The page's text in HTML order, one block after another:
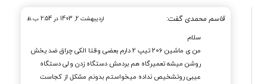
قاسم محمدی گفت: اردیبهشت 2, 1403 در 2:54 ب.ظ
سلام
من ی ماشین 206 تیپ 2 دارم بعضی وقتا الکی چراق ضد یخش
روشن میشه تعمیرگاه هم بردمش دستگاه زدن ولی دستگاه
عیبی روتشخیص نداده میخواستم بدونم مشکل از کجاست